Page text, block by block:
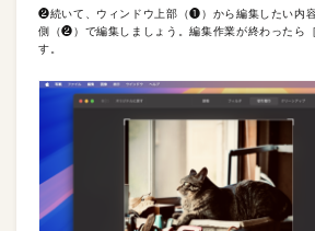
❷続いて、ウィンドウ上部（❶）から編集したい内
側（❷）で編集しましょう。編集作業が終わったら
す。